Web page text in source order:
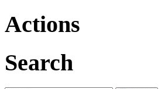
Actions
Search